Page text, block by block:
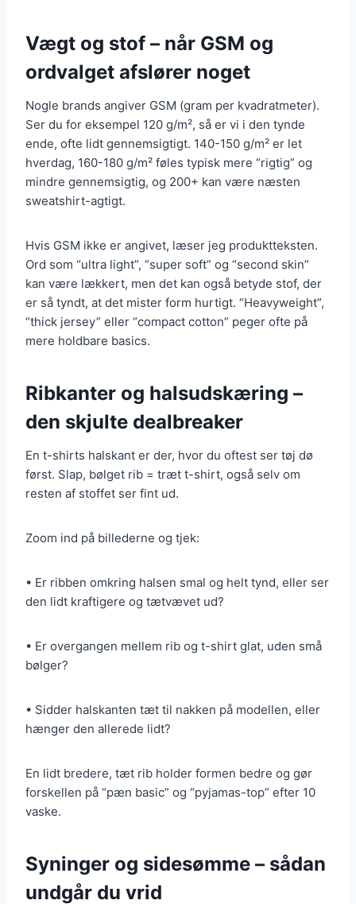
Vægt og stof – når GSM og
ordvalget afslører noget
Nogle brands angiver GSM (gram per kvadratmeter).
Ser du for eksempel 120 g/m², så er vi i den tynde
ende, ofte lidt gennemsigtigt. 140-150 g/m² er let
hverdag, 160-180 g/m² føles typisk mere “rigtig” og
mindre gennemsigtig, og 200+ kan være næsten
sweatshirt-agtigt.
Hvis GSM ikke er angivet, læser jeg produktteksten.
Ord som “ultra light”, “super soft” og “second skin”
kan være lækkert, men det kan også betyde stof, der
er så tyndt, at det mister form hurtigt. “Heavyweight”,
“thick jersey” eller “compact cotton” peger ofte på
mere holdbare basics.
Ribkanter og halsudskæring –
den skjulte dealbreaker
En t-shirts halskant er der, hvor du oftest ser tøj dø
først. Slap, bølget rib = træt t-shirt, også selv om
resten af stoffet ser fint ud.
Zoom ind på billederne og tjek:
• Er ribben omkring halsen smal og helt tynd, eller ser
den lidt kraftigere og tætvævet ud?
• Er overgangen mellem rib og t-shirt glat, uden små
bølger?
• Sidder halskanten tæt til nakken på modellen, eller
hænger den allerede lidt?
En lidt bredere, tæt rib holder formen bedre og gør
forskellen på “pæn basic” og “pyjamas-top” efter 10
vaske.
Syninger og sidesømme – sådan
undgår du vrid